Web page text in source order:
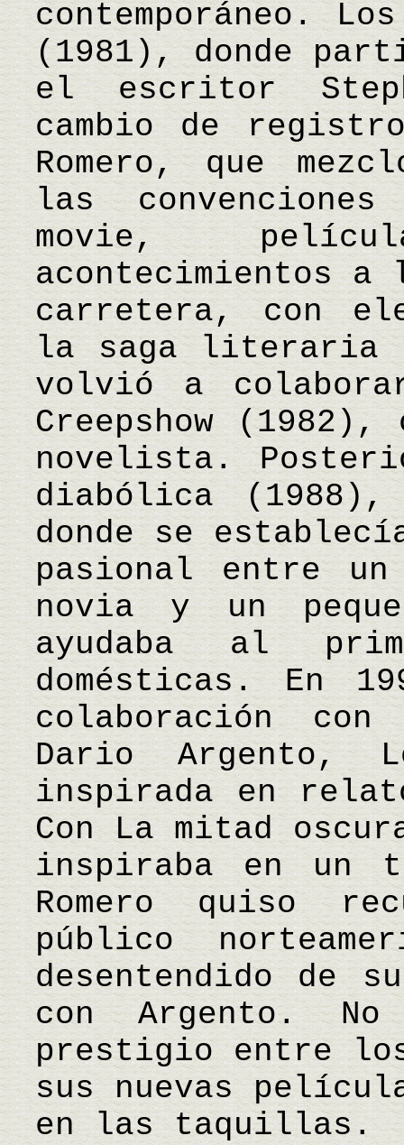
contemporáneo.
(1981), donde
el escritor
cambio de
Romero, que
las
movie,
acontecimientos
carretera, con
la saga literaria
volvió a
Creepshow
novelista.
diabólica
donde se
pasional entre
novia y un
ayudaba al
domésticas. En
colaboración
Dario Argento,
inspirada en
Con La mitad
inspiraba en un
Romero quiso
público
desentendido de
con Argento.
prestigio entre
sus nuevas
en las taquillas. ©